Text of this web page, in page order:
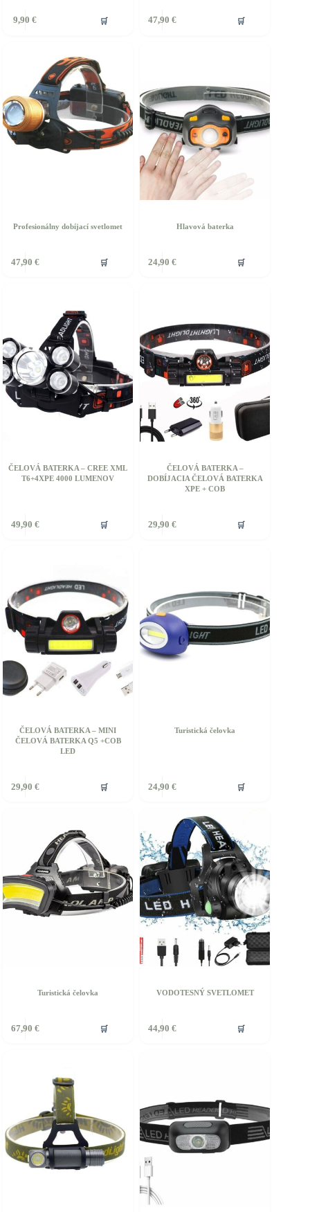
9,90€ 🛒 47,90 € 🛒
Profesionálny dobíjací svetlomet
47,90 € 🛒
Hlavová baterka
24,90 € 🛒
ČELOVÁ BATERKA – CREE XML
T6+4XPE 4000 LUMENOV
49,90 € 🛒
ČELOVÁ BATERKA –
DOBÍJACIA ČELOVÁ BATERKA
XPE + COB
29,90 € 🛒
ČELOVÁ BATERKA – MINI
ČELOVÁ BATERKA Q5 +COB
LED
29,90 € 🛒
Turistická čelovka
24,90 € 🛒
Turistická čelovka
67,90 € 🛒
VODOTESNÝ SVETLOMET
44,90 € 🛒